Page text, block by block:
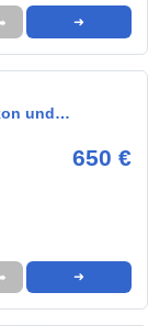
➜
und…
650 €
➜